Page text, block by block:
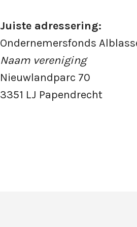
Juiste adressering:
Ondernemersfonds
Naam vereniging
Nieuwlandparc 70
3351 LJ Papendrecht